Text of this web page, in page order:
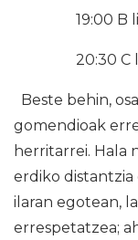
19:00 B
20:30 C
Beste behin,
gomendioak
herritarrei. Hala
erdiko
ilaran egotean,
errespetatzea;